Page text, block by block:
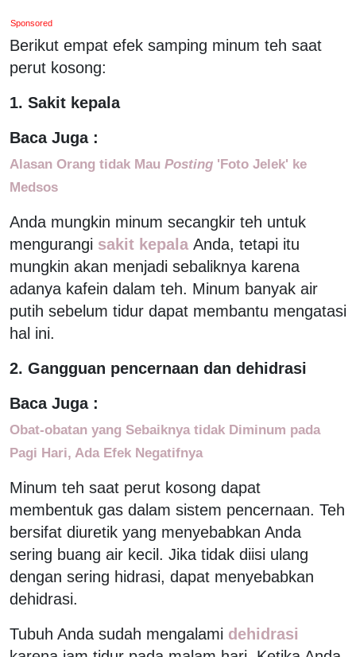
Sponsored
Berikut empat efek samping minum teh saat
perut kosong:
1. Sakit kepala
Baca Juga :
Alasan Orang tidak Mau Posting 'Foto Jelek' ke
Medsos
Anda mungkin minum secangkir teh untuk
mengurangi sakit kepala Anda, tetapi itu
mungkin akan menjadi sebaliknya karena
adanya kafein dalam teh. Minum banyak air
putih sebelum tidur dapat membantu mengatasi
hal ini.
2. Gangguan pencernaan dan dehidrasi
Baca Juga :
Obat-obatan yang Sebaiknya tidak Diminum pada
Pagi Hari, Ada Efek Negatifnya
Minum teh saat perut kosong dapat
membentuk gas dalam sistem pencernaan. Teh
bersifat diuretik yang menyebabkan Anda
sering buang air kecil. Jika tidak diisi ulang
dengan sering hidrasi, dapat menyebabkan
dehidrasi.
Tubuh Anda sudah mengalami dehidrasi